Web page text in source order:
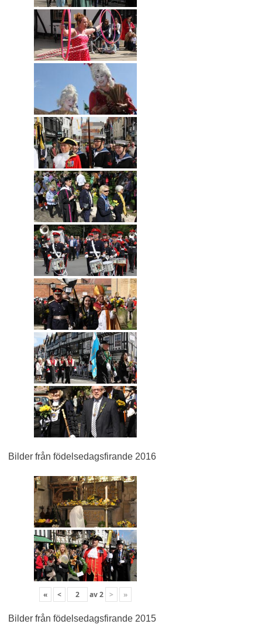
Bilder från födelsedagsfirande 2016
« < av2 > »
Bilder från födelsedagsfirande 2015